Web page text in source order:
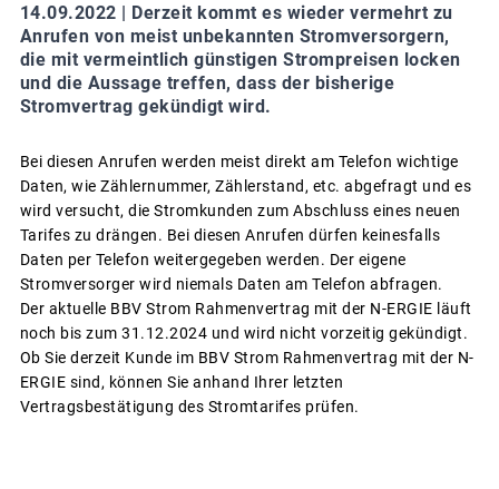
14.09.2022 | Derzeit kommt es wieder vermehrt zu
Anrufen von meist unbekannten Stromversorgern,
die mit vermeintlich günstigen Strompreisen locken
und die Aussage treffen, dass der bisherige
Stromvertrag gekündigt wird.
Bei diesen Anrufen werden meist direkt am Telefon wichtige
Daten, wie Zählernummer, Zählerstand, etc. abgefragt und es
wird versucht, die Stromkunden zum Abschluss eines neuen
Tarifes zu drängen. Bei diesen Anrufen dürfen keinesfalls
Daten per Telefon weitergegeben werden. Der eigene
Stromversorger wird niemals Daten am Telefon abfragen.
Der aktuelle BBV Strom Rahmenvertrag mit der N-ERGIE läuft
noch bis zum 31.12.2024 und wird nicht vorzeitig gekündigt.
Ob Sie derzeit Kunde im BBV Strom Rahmenvertrag mit der N-
ERGIE sind, können Sie anhand Ihrer letzten
Vertragsbestätigung des Stromtarifes prüfen.